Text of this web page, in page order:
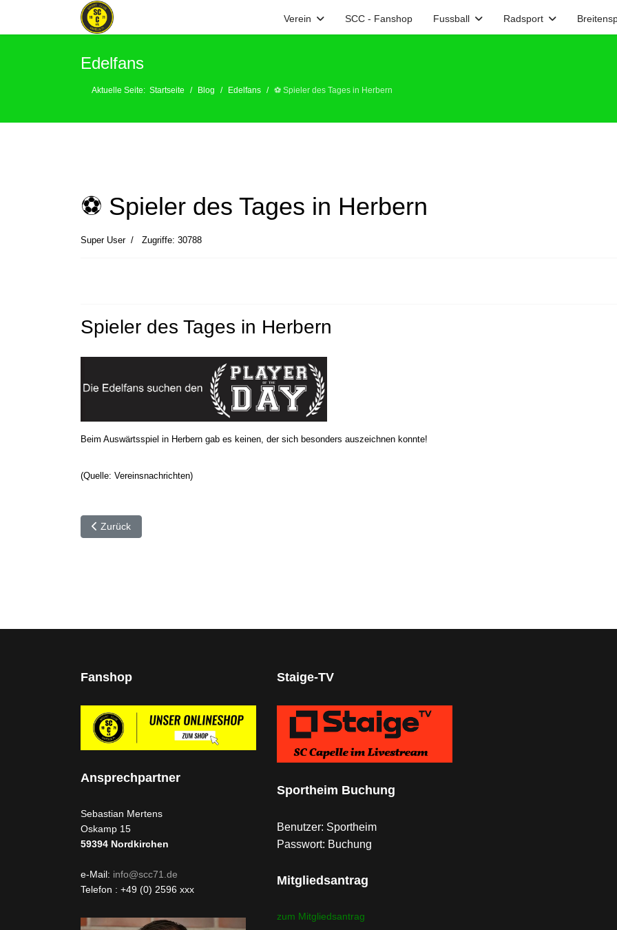
Verein SCC - Fanshop Fussball Radsport
Edelfans
Aktuelle Seite: Startseite Blog Edelfans ⚽️ Spieler des Tages in Herbern
⚽️ Spieler des Tages in Herbern
Super User Zugriffe: 30788
Spieler des Tages in Herbern
Beim Auswärtsspiel in Herbern gab es keinen, der sich besonders auszeichnen konnte!
(Quelle: Vereinsnachrichten)
Vorheriger Beitrag: ⚽️ Spieler des Tages gegen Drensteinfurt
Zurück
Fanshop
Ansprechpartner
Sebastian Mertens
Oskamp 15
59394 Nordkirchen
e-Mail: info@scc71.de
Telefon : +49 (0) 2596 xxx
Staige-TV
Sportheim Buchung
Benutzer: Sportheim
Passwort: Buchung
Mitgliedsantrag
zum Mitgliedsantrag